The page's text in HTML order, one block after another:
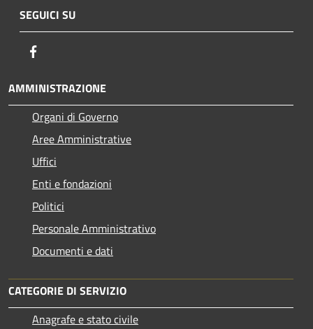
SEGUICI SU
AMMINISTRAZIONE
Organi di Governo
Aree Amministrative
Uffici
Enti e fondazioni
Politici
Personale Amministrativo
Documenti e dati
CATEGORIE DI SERVIZIO
Anagrafe e stato civile